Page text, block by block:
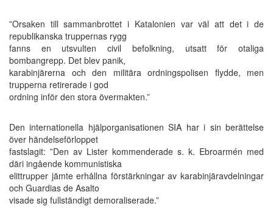
”Orsaken till sammanbrottet i Katalonien var väl att det i de
republikanska truppernas rygg
fanns en utsvulten civil befolkning, utsatt för otaliga
bombangrepp. Det blev panik,
karabinjärerna och den militära ordningspolisen flydde, men
trupperna retirerade i god
ordning inför den stora övermakten.”
Den internationella hjälporganisationen SIA har i sin berättelse
över händelseförloppet
fastslagit: ”Den av Lister kommenderade s. k. Ebroarmén med
däri ingående kommunistiska
elittrupper jämte erhållna förstärkningar av karabinjäravdelningar
och Guardias de Asalto
visade sig fullständigt demoraliserade.”